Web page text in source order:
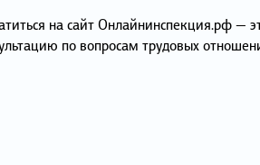
на сайт Онлайнинспекция.рф —
по вопросам трудовых